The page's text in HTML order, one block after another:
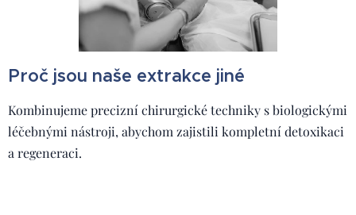
Proč jsou naše extrakce jiné
Kombinujeme precizní chirurgické techniky s biologickými
léčebnými nástroji, abychom zajistili kompletní detoxikaci
a regeneraci.